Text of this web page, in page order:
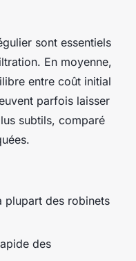
sont essentiels
En moyenne,
entre coût initial
parfois laisser
subtils, comparé
plupart des robinets
des